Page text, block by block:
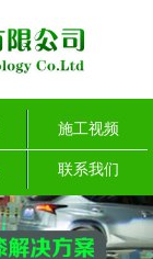
施工视频
联系我们